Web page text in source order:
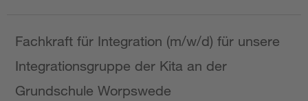
Fachkraft für Integration (m/w/d) für unsere
Integrationsgruppe der Kita an der
Grundschule Worpswede